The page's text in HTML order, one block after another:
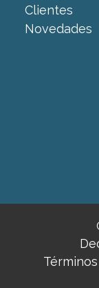
Clientes
Novedades